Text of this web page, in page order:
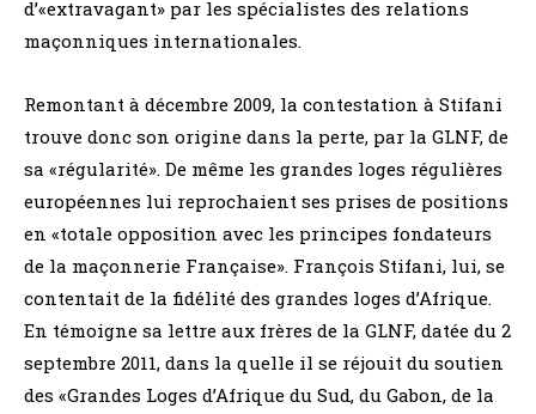
d’«extravagant» par les spécialistes des relations
maçonniques internationales.
Remontant à décembre 2009, la contestation à Stifani
trouve donc son origine dans la perte, par la GLNF, de
sa «régularité». De même les grandes loges régulières
européennes lui reprochaient ses prises de positions
en «totale opposition avec les principes fondateurs
de la maçonnerie Française». François Stifani, lui, se
contentait de la fidélité des grandes loges d’Afrique.
En témoigne sa lettre aux frères de la GLNF, datée du 2
septembre 2011, dans la quelle il se réjouit du soutien
des «Grandes Loges d’Afrique du Sud, du Gabon, de la